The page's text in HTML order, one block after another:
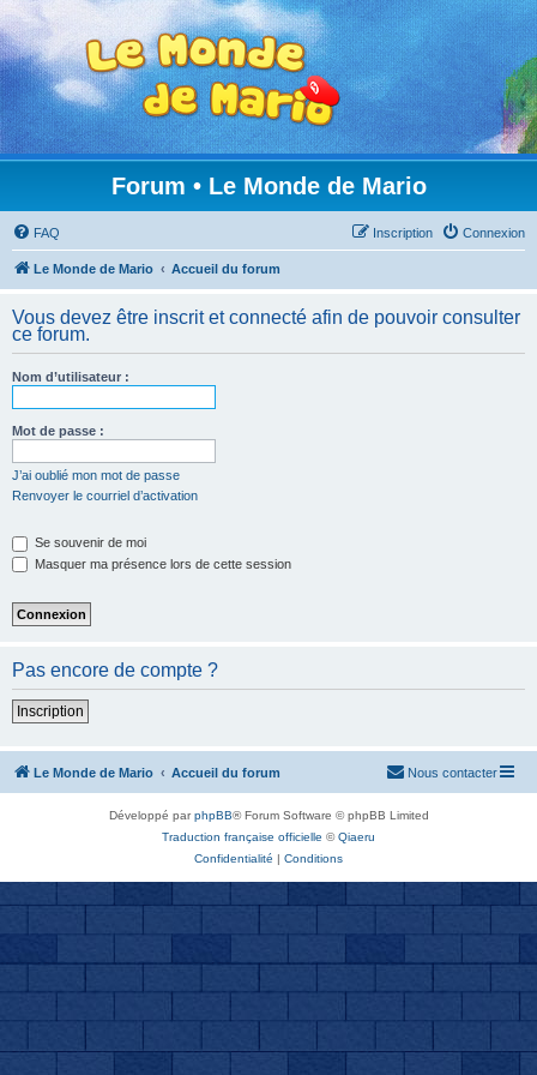
Forum • Le Monde de Mario
FAQ Connexion
Inscription
Le Monde de Mario Accueil du forum
Vous devez être inscrit et connecté afin de pouvoir consulter
ce forum.
Nom d’utilisateur :
Mot de passe :
J’ai oublié mon mot de passe
Renvoyer le courriel d’activation
Se souvenir de moi
Masquer ma présence lors de cette session
Pas encore de compte ?
Inscription
Le Monde de Mario Accueil du forum Nous contacter
Développé parphpBB® Forum Software © phpBB Limited
Traduction française officielle ©Qiaeru
Confidentialité | Conditions